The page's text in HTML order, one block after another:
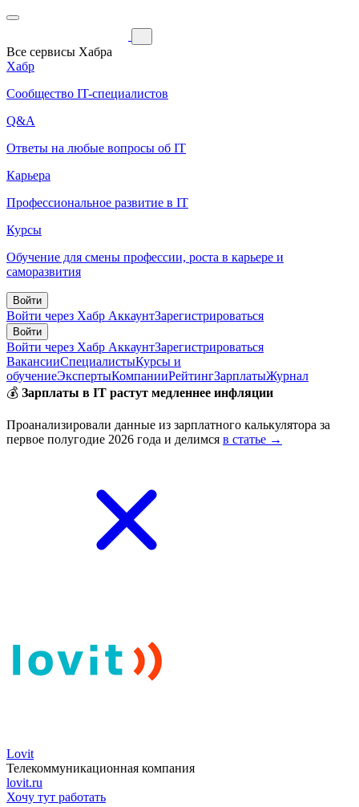
Все сервисы Хабра
Хабр
Сообщество IT-специалистов
Q&A
Ответы на любые вопросы об IT
Карьера
Профессиональное развитие в IT
Курсы
Обучение для смены профессии, роста в карьере и
саморазвития
Войти
Войти через Хабр АккаунтЗарегистрироваться
Войти
Войти через Хабр АккаунтЗарегистрироваться
ВакансииСпециалистыКурсы и
обучениеЭкспертыКомпанииРейтингЗарплатыЖурнал
💰 Зарплаты в IT растут медленнее инфляции
Проанализировали данные из зарплатного калькулятора за
первое полугодие 2026 года и делимся в статье →
Lovit
Телекоммуникационная компания
lovit.ru
Хочу тут работать